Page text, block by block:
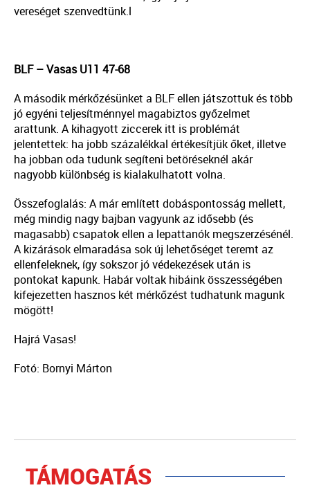
vereséget szenvedtünk.l
BLF – Vasas U11 47-68
A második mérkőzésünket a BLF ellen játszottuk és több
jó egyéni teljesítménnyel magabiztos győzelmet
arattunk. A kihagyott ziccerek itt is problémát
jelentettek: ha jobb százalékkal értékesítjük őket, illetve
ha jobban oda tudunk segíteni betöréseknél akár
nagyobb különbség is kialakulhatott volna.
Összefoglalás: A már említett dobáspontosság mellett,
még mindig nagy bajban vagyunk az idősebb (és
magasabb) csapatok ellen a lepattanók megszerzésénél.
A kizárások elmaradása sok új lehetőséget teremt az
ellenfeleknek, így sokszor jó védekezések után is
pontokat kapunk. Habár voltak hibáink összességében
kifejezetten hasznos két mérkőzést tudhatunk magunk
mögött!
Hajrá Vasas!
Fotó: Bornyi Márton
TÁMOGATÁS